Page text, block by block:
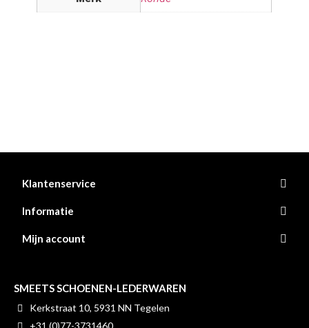
Klantenservice
Informatie
Mijn account
SMEETS SCHOENEN-LEDERWAREN
Kerkstraat 10, 5931 NN Tegelen
+31 (0)77-3731460